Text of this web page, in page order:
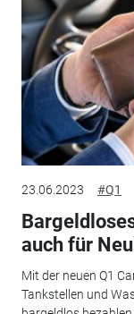
23.06.2023 #Q1
auch für
Mit der neuen Q1
Tankstellen und